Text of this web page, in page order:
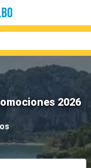
2026
Compañías